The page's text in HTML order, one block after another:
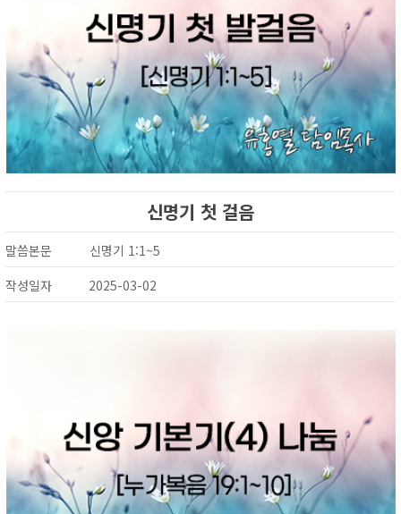
신명기 첫 걸음
말씀본문
신명기 1:1~5
작성일자
2025-03-02